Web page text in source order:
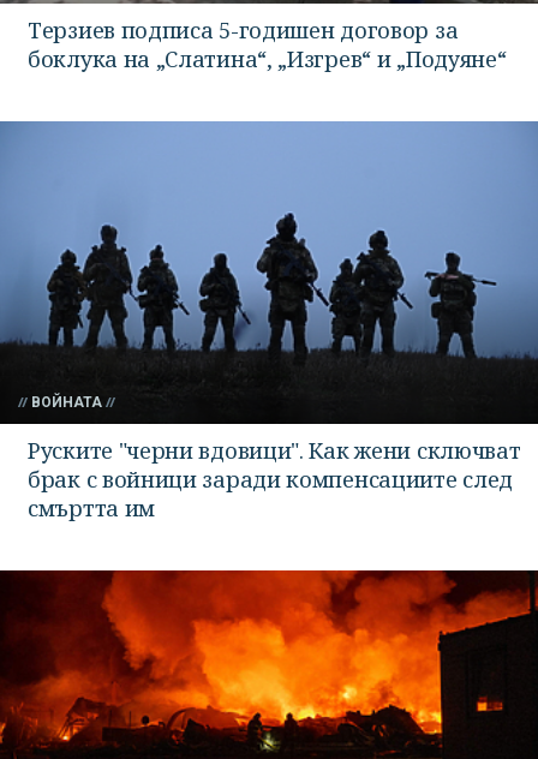
Терзиев подписа 5-годишен договор за
боклука на „Слатина“, „Изгрев“ и „Подуяне“
ВОЙНАТА
Руските "черни вдовици". Как жени сключват
брак с войници заради компенсациите след
смъртта им